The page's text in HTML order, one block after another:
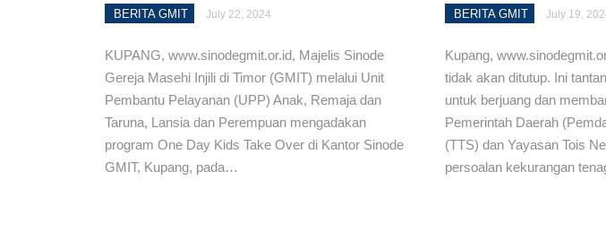
Bahan Bulan Kebangsaan Tahun 2026
“Berdoa & Berbakti bagi Bangsa” (Nehemia 1:1-11) – Pdt.
Kalegotana
Genap 68 Tahun, Majelis Sinode GMIT Resmikan
di Alor Timur
BERITA GMIT July 22, 2024
KUPANG, www.sinodegmit.or.id, Majelis Sinode
Gereja Masehi Injili di Timor (GMIT) melalui Unit
Pembantu Pelayanan (UPP) Anak, Remaja dan
Taruna, Lansia dan Perempuan mengadakan
program One Day Kids Take Over di Kantor Sinode
GMIT, Kupang, pada…
BERITA GMIT July 19,
Kupang,
tidak akan ditutup. Ini
untuk berjuang dan
Pemerintah Daerah
(TTS) dan Yayasan Tois
persoalan kekurangan